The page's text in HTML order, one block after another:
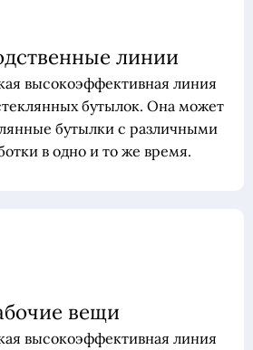
линии
высокоэффективная линия
бутылок. Она может
бутылки с различными
в одно и то же время.
вещи
высокоэффективная линия